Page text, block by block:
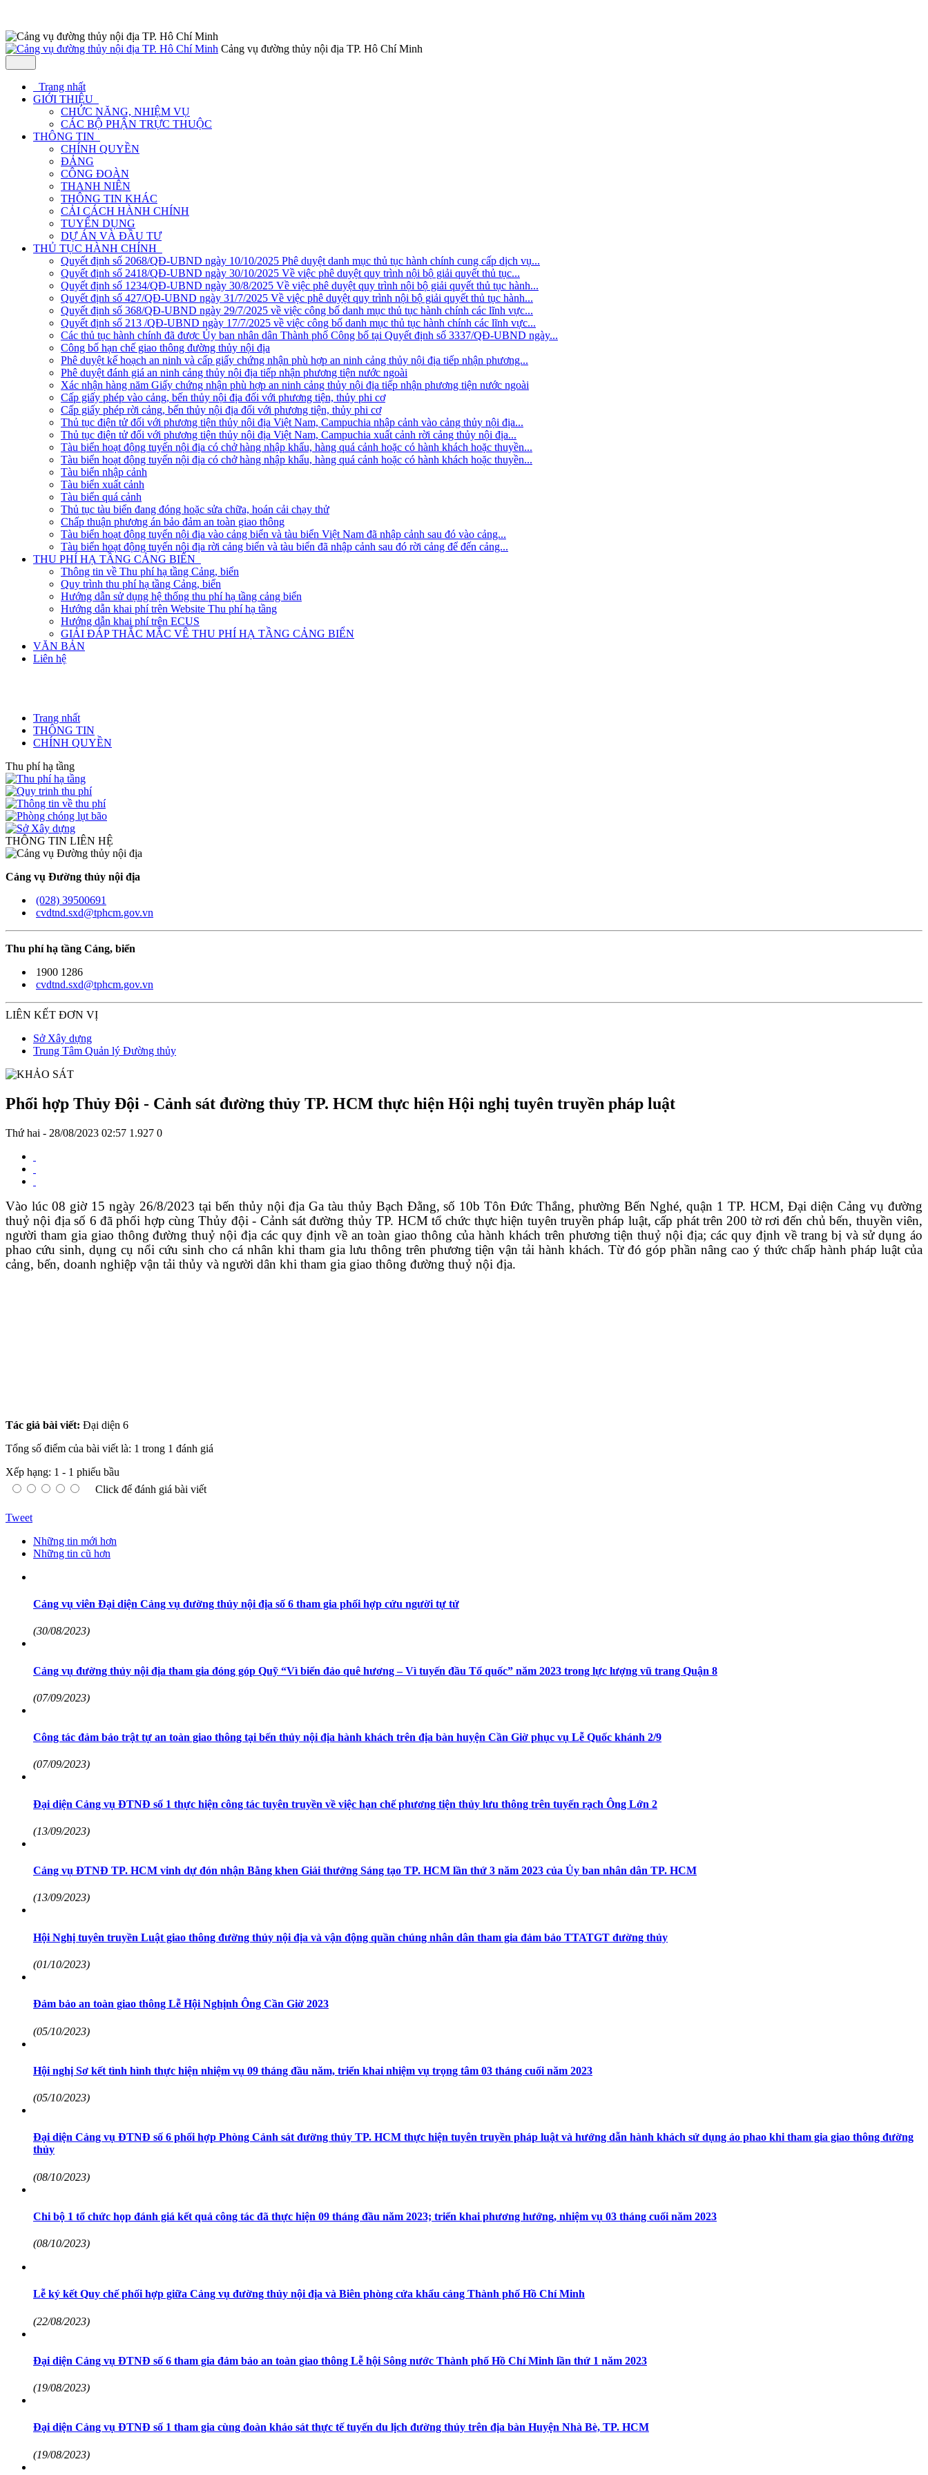
Cảng vụ đường thủy nội địa TP. Hô Chí Minh
Trang nhất
GIỚI THIỆU
CHỨC NĂNG, NHIỆM VỤ
CÁC BỘ PHẬN TRỰC THUỘC
THÔNG TIN
CHÍNH QUYỀN
ĐẢNG
CÔNG ĐOÀN
THANH NIÊN
THÔNG TIN KHÁC
CẢI CÁCH HÀNH CHÍNH
TUYỂN DỤNG
DỰ ÁN VÀ ĐẦU TƯ
THỦ TỤC HÀNH CHÍNH
Quyết định số 2068/QĐ-UBND ngày 10/10/2025 Phê duyệt danh mục thủ tục hành chính cung cấp dịch vụ...
Quyết định số 2418/QĐ-UBND ngày 30/10/2025 Về việc phê duyệt quy trình nội bộ giải quyết thủ tục...
Quyết định số 1234/QĐ-UBND ngày 30/8/2025 Về việc phê duyệt quy trình nội bộ giải quyết thủ tục hành...
Quyết định số 427/QĐ-UBND ngày 31/7/2025 Về việc phê duyệt quy trình nội bộ giải quyết thủ tục hành...
Quyết định số 368/QĐ-UBND ngày 29/7/2025 về việc công bố danh mục thủ tục hành chính các lĩnh vực...
Quyết định số 213 /QĐ-UBND ngày 17/7/2025 về việc công bố danh mục thủ tục hành chính các lĩnh vực...
Các thủ tục hành chính đã được Ủy ban nhân dân Thành phố Công bố tại Quyết định số 3337/QĐ-UBND ngày...
Công bố hạn chế giao thông đường thủy nội địa
Phê duyệt kế hoạch an ninh và cấp giấy chứng nhận phù hợp an ninh cảng thủy nội địa tiếp nhận phương...
Phê duyệt đánh giá an ninh cảng thủy nội địa tiếp nhận phương tiện nước ngoài
Xác nhận hàng năm Giấy chứng nhận phù hợp an ninh cảng thủy nội địa tiếp nhận phương tiện nước ngoài
Cấp giấy phép vào cảng, bến thủy nội địa đối với phương tiện, thủy phi cơ
Cấp giấy phép rời cảng, bến thủy nội địa đối với phương tiện, thủy phi cơ
Thủ tục điện tử đối với phương tiện thủy nội địa Việt Nam, Campuchia nhập cảnh vào cảng thủy nội địa...
Thủ tục điện tử đối với phương tiện thủy nội địa Việt Nam, Campuchia xuất cảnh rời cảng thủy nội địa...
Tàu biển hoạt động tuyến nội địa có chở hàng nhập khẩu, hàng quá cảnh hoặc có hành khách hoặc thuyền...
Tàu biển hoạt động tuyến nội địa có chở hàng nhập khẩu, hàng quá cảnh hoặc có hành khách hoặc thuyền...
Tàu biển nhập cảnh
Tàu biển xuất cảnh
Tàu biển quá cảnh
Thủ tục tàu biển đang đóng hoặc sửa chữa, hoán cải chạy thử
Chấp thuận phương án bảo đảm an toàn giao thông
Tàu biển hoạt động tuyến nội địa vào cảng biển và tàu biển Việt Nam đã nhập cảnh sau đó vào cảng...
Tàu biển hoạt động tuyến nội địa rời cảng biển và tàu biển đã nhập cảnh sau đó rời cảng để đến cảng...
THU PHÍ HẠ TẦNG CẢNG BIỂN
Thông tin về Thu phí hạ tầng Cảng, biển
Quy trình thu phí hạ tầng Cảng, biển
Hướng dẫn sử dụng hệ thống thu phí hạ tầng cảng biển
Hướng dẫn khai phí trên Website Thu phí hạ tầng
Hướng dẫn khai phí trên ECUS
GIẢI ĐÁP THẮC MẮC VÊ THU PHÍ HẠ TẦNG CẢNG BIỂN
VĂN BẢN
Liên hệ
Trang nhất
THÔNG TIN
CHÍNH QUYỀN
Thu phí hạ tầng
THÔNG TIN LIÊN HỆ
Cảng vụ Đường thủy nội địa
(028) 39500691
cvdtnd.sxd@tphcm.gov.vn
Thu phí hạ tầng Cảng, biển
1900 1286
cvdtnd.sxd@tphcm.gov.vn
LIÊN KẾT ĐƠN VỊ
Sở Xây dựng
Trung Tâm Quản lý Đường thủy
Phối hợp Thủy Đội - Cảnh sát đường thủy TP. HCM thực hiện Hội nghị tuyên truyền pháp luật
Thứ hai - 28/08/2023 02:57 1.927 0
Vào lúc 08 giờ 15 ngày 26/8/2023 tại bến thủy nội địa Ga tàu thủy Bạch Đằng, số 10b Tôn Đức Thắng, phường Bến Nghé, quận 1 TP. HCM, Đại diện Cảng vụ đường
thuỷ nội địa số 6 đã phối hợp cùng Thủy đội - Cảnh sát đường thủy TP. HCM tổ chức thực hiện tuyên truyền pháp luật, cấp phát trên 200 tờ rơi đến chủ bến, thuyền viên,
người tham gia giao thông đường thuỷ nội địa các quy định về an toàn giao thông của hành khách trên phương tiện thuỷ nội địa; các quy định về trang bị và sử dụng áo
phao cứu sinh, dụng cụ nổi cứu sinh cho cá nhân khi tham gia lưu thông trên phương tiện vận tải hành khách. Từ đó góp phần nâng cao ý thức chấp hành pháp luật của
cảng, bến, doanh nghiệp vận tải thủy và người dân khi tham gia giao thông đường thuỷ nội địa.
Tác giả bài viết: Đại diện 6
Tổng số điểm của bài viết là: 1 trong 1 đánh giá
Xếp hạng: 1 - 1 phiếu bầu
Click để đánh giá bài viết
Tweet
Những tin mới hơn
Những tin cũ hơn
Cảng vụ viên Đại diện Cảng vụ đường thủy nội địa số 6 tham gia phối hợp cứu người tự tử
(30/08/2023)
Cảng vụ đường thủy nội địa tham gia đóng góp Quỹ “Vì biển đảo quê hương – Vì tuyến đầu Tổ quốc” năm 2023 trong lực lượng vũ trang Quận 8
(07/09/2023)
Công tác đảm bảo trật tự an toàn giao thông tại bến thủy nội địa hành khách trên địa bàn huyện Cần Giờ phục vụ Lễ Quốc khánh 2/9
(07/09/2023)
Đại diện Cảng vụ ĐTNĐ số 1 thực hiện công tác tuyên truyền về việc hạn chế phương tiện thủy lưu thông trên tuyến rạch Ông Lớn 2
(13/09/2023)
Cảng vụ ĐTNĐ TP. HCM vinh dự đón nhận Bằng khen Giải thưởng Sáng tạo TP. HCM lần thứ 3 năm 2023 của Ủy ban nhân dân TP. HCM
(13/09/2023)
Hội Nghị tuyên truyền Luật giao thông đường thủy nội địa và vận động quần chúng nhân dân tham gia đảm bảo TTATGT đường thủy
(01/10/2023)
Đảm bảo an toàn giao thông Lễ Hội Nghịnh Ông Cần Giờ 2023
(05/10/2023)
Hội nghị Sơ kết tình hình thực hiện nhiệm vụ 09 tháng đầu năm, triển khai nhiệm vụ trọng tâm 03 tháng cuối năm 2023
(05/10/2023)
Đại diện Cảng vụ ĐTNĐ số 6 phối hợp Phòng Cảnh sát đường thủy TP. HCM thực hiện tuyên truyền pháp luật và hướng dẫn hành khách sử dụng áo phao khi tham gia giao thông đường
thủy
(08/10/2023)
Chi bộ 1 tổ chức họp đánh giá kết quả công tác đã thực hiện 09 tháng đầu năm 2023; triển khai phương hướng, nhiệm vụ 03 tháng cuối năm 2023
(08/10/2023)
Lễ ký kết Quy chế phối hợp giữa Cảng vụ đường thủy nội địa và Biên phòng cửa khẩu cảng Thành phố Hồ Chí Minh
(22/08/2023)
Đại diện Cảng vụ ĐTNĐ số 6 tham gia đảm bảo an toàn giao thông Lễ hội Sông nước Thành phố Hồ Chí Minh lần thứ 1 năm 2023
(19/08/2023)
Đại diện Cảng vụ ĐTNĐ số 1 tham gia cùng đoàn khảo sát thực tế tuyến du lịch đường thủy trên địa bàn Huyện Nhà Bè, TP. HCM
(19/08/2023)